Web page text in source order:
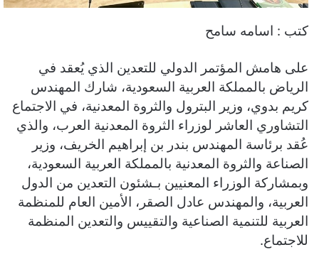
كتب : اسامه سامح
​على هامش المؤتمر الدولي للتعدين الذي يُعقد في
الرياض بالمملكة العربية السعودية، شارك المهندس
كريم بدوي، وزير البترول والثروة المعدنية، في الاجتماع
التشاوري العاشر لوزراء الثروة المعدنية العرب، والذي
عُقد برئاسة المهندس بندر بن إبراهيم الخريف، وزير
الصناعة والثروة المعدنية بالمملكة العربية السعودية،
وبمشاركة الوزراء المعنيين بـشئون التعدين من الدول
العربية، والمهندس عادل الصقر، الأمين العام للمنظمة
العربية للتنمية الصناعية والتقييس والتعدين المنظمة
للاجتماع.